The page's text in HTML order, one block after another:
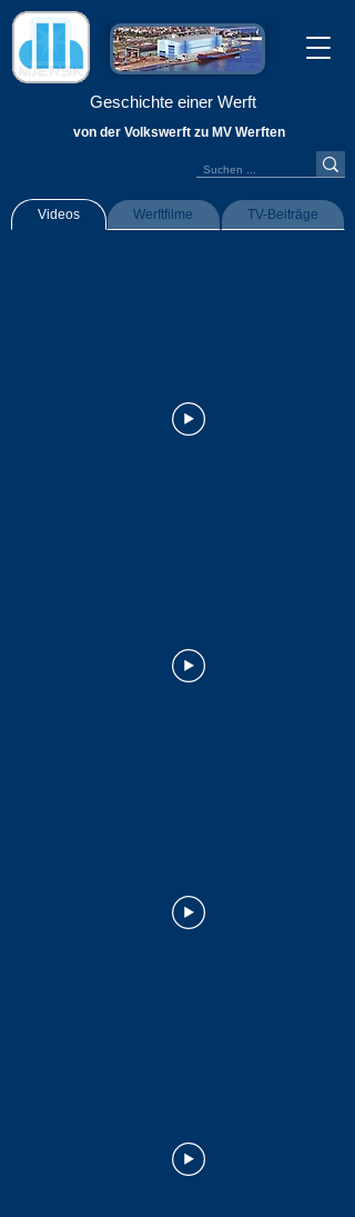
Geschichte einer Werft
von der Volkswerft zu MV Werften
Videos Werftfilme TV-Beiträge